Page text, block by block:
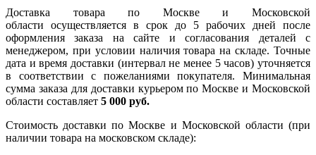
Доставка товара по Москве и Московской
области осуществляется в срок до 5 рабочих дней после
оформления заказа на сайте и согласования деталей с
менеджером, при условии наличия товара на складе. Точные
дата и время доставки (интервал не менее 5 часов) уточняется
в соответствии с пожеланиями покупателя. Минимальная
сумма заказа для доставки курьером по Москве и Московской
области составляет 5 000 руб.
Стоимость доставки по Москве и Московской области (при
наличии товара на московском складе):